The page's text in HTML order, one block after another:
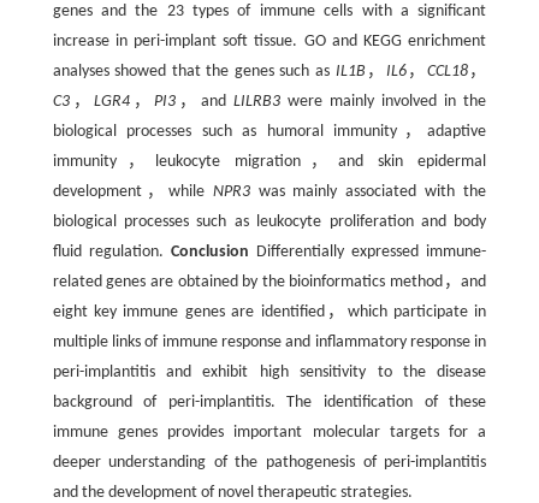
genes and the 23 types of immune cells with a significant
increase in peri-implant soft tissue. GO and KEGG enrichment
analyses showed that the genes such as IL1B ， IL6， CCL18，
C3， LGR4，PI3 ，and LILRB3were mainly involved in the
biological processes such as humoral immunity，adaptive
immunity，leukocyte migration，and skin epidermal
development，while NPR3was mainly associated with the
biological processes such as leukocyte proliferation and body
fluid regulation. Conclusion Differentially expressed immune-
related genes are obtained by the bioinformatics method，and
eight key immune genes are identified，which participate in
multiple links of immune response and inflammatory response in
peri-implantitis and exhibit high sensitivity to the disease
background of peri-implantitis. The identification of these
immune genes provides important molecular targets for a
deeper understanding of the pathogenesis of peri-implantitis
and the development of novel therapeutic strategies.